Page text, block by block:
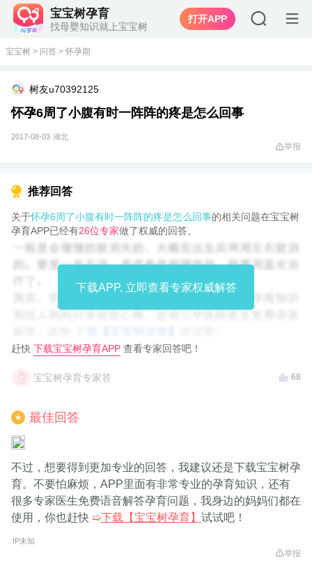
宝宝树孕育
找母婴知识就上宝宝树
打开APP
宝宝树 > 问答 > 怀孕期
树友u70392125
怀孕6周了小腹有时一阵阵的疼是怎么回事
2017-08-03 湖北
举报
推荐回答
关于怀孕6周了小腹有时一阵阵的疼是怎么回事的相关问题在宝宝树
孕育APP已经有26位专家做了权威的回答。
下载APP, 立即查看专家权威解答
赶快 下载宝宝树孕育APP 查看专家回答吧！
宝宝树孕育专家答 68
★ 最佳回答
不过，想要得到更加专业的回答，我建议还是下载宝宝树孕
育。不要怕麻烦，APP里面有非常专业的孕育知识，还有
很多专家医生免费语音解答孕育问题，我身边的妈妈们都在
使用，你也赶快 ➯下载【宝宝树孕育】 试试吧！
IP未知
举报